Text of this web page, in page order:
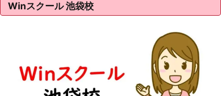
Winスクール 池袋校